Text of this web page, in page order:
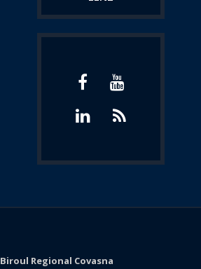
Biroul Regional Covasna